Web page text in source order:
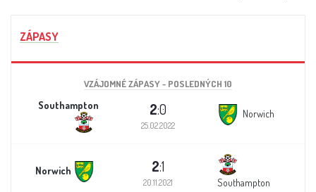
ZÁPASY
VZÁJOMNÉ ZÁPASY - POSLEDNÝCH 10
Southampton 2:0
25.02.2022
Norwich
Norwich 2:1
20.11.2021 Southampton